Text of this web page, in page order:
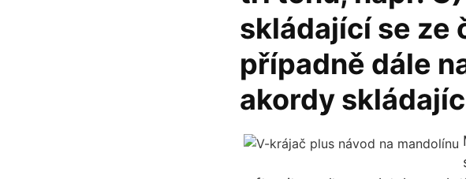
skládající se ze
případně dále
akordy